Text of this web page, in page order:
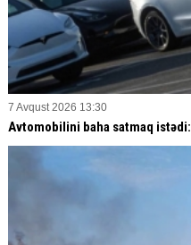
7 Avqust 2026 13:30
Avtomobilini baha satmaq istədi: